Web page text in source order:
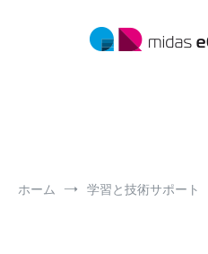
ホーム 学習と技術サポート